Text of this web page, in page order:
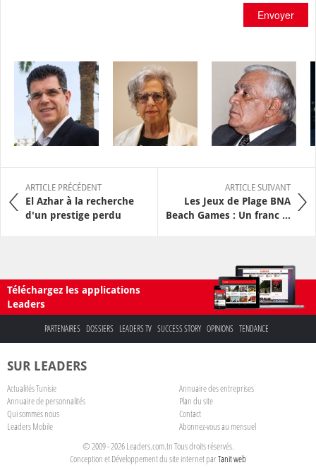
Envoyer
ARTICLE PRÉCÉDENT
El Azhar à la recherche
d'un prestige perdu
ARTICLE SUIVANT
Les Jeux de Plage BNA
Beach Games : Un franc ...
Téléchargez les applications
Leaders
PARTENAIRES DOSSIERS LEADERS TV SUCCESS STORY OPINIONS TENDANCE
SUR LEADERS
Actualités Tunisie
Annuaire des entreprises
Annuaire de personnalités
Plan du site
Qui sommes nous
Contact
Leaders Mobile
Abonnez-vous au mensuel
© 2009 - 2026 Leaders.com.tn Tous droits réservés.
Conception et Développement du site internet parTanit web